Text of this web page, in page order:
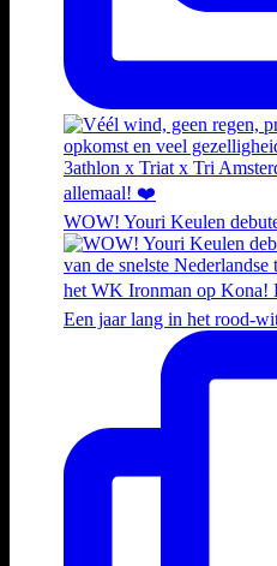
WOW! Youri Keulen
Een jaar lang in het rood-